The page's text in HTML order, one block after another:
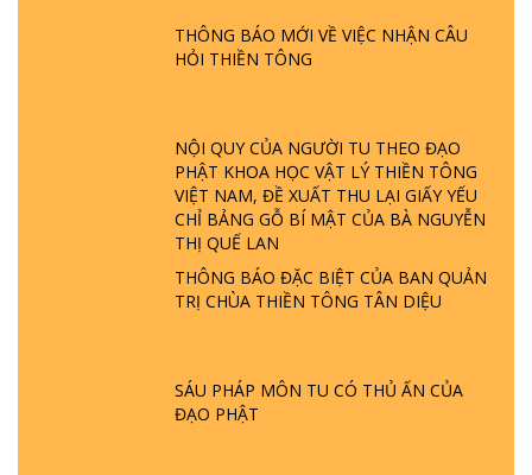
THÔNG BÁO MỚI VỀ VIỆC NHẬN CÂU
HỎI THIỀN TÔNG
NỘI QUY CỦA NGƯỜI TU THEO ĐẠO
PHẬT KHOA HỌC VẬT LÝ THIỀN TÔNG
VIỆT NAM, ĐỀ XUẤT THU LẠI GIẤY YẾU
CHỈ BẢNG GỖ BÍ MẬT CỦA BÀ NGUYỄN
THỊ QUẾ LAN
THÔNG BÁO ĐẶC BIỆT CỦA BAN QUẢN
TRỊ CHÙA THIỀN TÔNG TÂN DIỆU
SÁU PHÁP MÔN TU CÓ THỦ ẤN CỦA
ĐẠO PHẬT
TTTD
GIẢI ĐÁP THIỀN TÔNG ĐẶC BIỆT P22 - TẠI
SAO TRÁI ĐẤT NHIỀU THIÊN TAI - LŨ LỤT
- HỎA HOẠN | TTTD
GIẢI ĐÁP THIỀN TÔNG ĐẶC BIỆT P21 - TẠI
GIẢI ĐÁP VỀ LỄ TIỄN THIỀN TÔNG SƯ